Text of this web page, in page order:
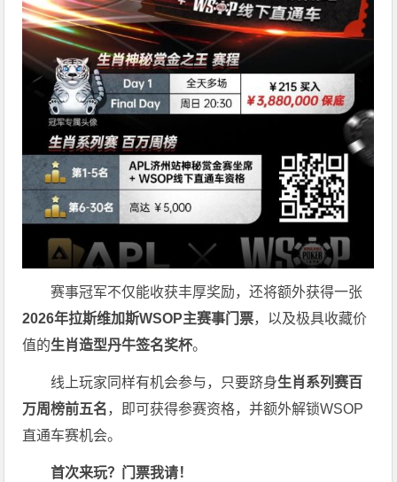
赛事冠军不仅能收获丰厚奖励，还将额外获得一张
2026年拉斯维加斯WSOP主赛事门票，以及极具收藏价
值的生肖造型丹牛签名奖杯。
线上玩家同样有机会参与，只要跻身生肖系列赛百
万周榜前五名，即可获得参赛资格，并额外解锁WSOP
直通车赛机会。
首次来玩？门票我请！